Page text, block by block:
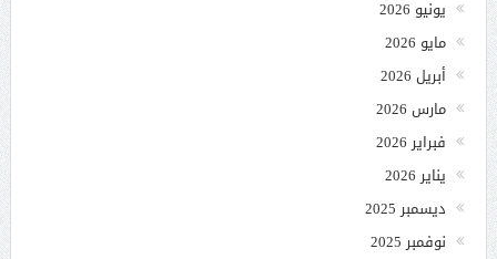
يونيو 2026
مايو 2026
أبريل 2026
مارس 2026
فبراير 2026
يناير 2026
ديسمبر 2025
نوفمبر 2025